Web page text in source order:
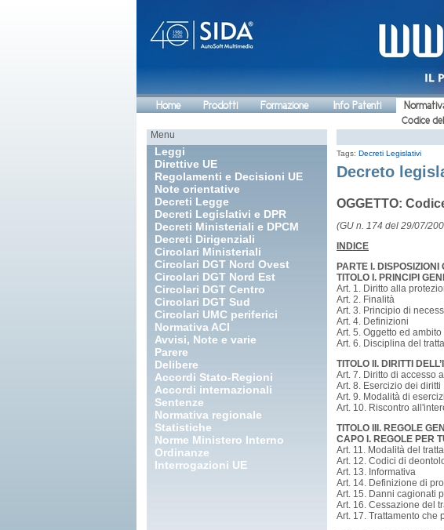
Home Prodotti Formazione Info Patenti
Codice
Menu
Leggi
Direttive UE
Regolamenti e Decisioni UE
Note orientative
Decreti Legge
Decreti Legislativi e DPR
Decreti Ministeriali e DPCM
Decreti Dirigenziali
Circolari Ministeriali
Circolari DGT Nord Ovest
Circolari DGT Nord Est
Circolari DGT Centro
Circolari DGT Sud
Circolari UMC periferici
Normativa ACI
Avvisi, Note e varie
Parere
Delibere
Accordi Stato-Regioni
Accordi internazionali
Sentenze
Normativa regionale
Statistiche
Norme Ministero Interno
Ordinanze
Interrogazioni UE
Tags: Decreti Legislativi
Decreto
OGGETTO:
(GU n. 174 del 29/07/
INDICE
PARTE I. DISPOSIZIONI
TITOLO I. PRINCIPI
Art. 1. Diritto alla
Art. 2. Finalità
Art. 3. Principio di
Art. 4. Definizioni
Art. 5. Oggetto ed
Art. 6. Disciplina del
TITOLO II. DIRITTI
Art. 7. Diritto di accesso
Art. 8. Esercizio dei diritti
Art. 9. Modalità di
Art. 10. Riscontro
TITOLO III. REGOLE
CAPO I. REGOLE PER
Art. 11. Modalità del
Art. 12. Codici di
Art. 13. Informativa
Art. 14. Definizione di
Art. 15. Danni cagionati
Art. 16. Cessazione del
Art. 17. Trattamento che